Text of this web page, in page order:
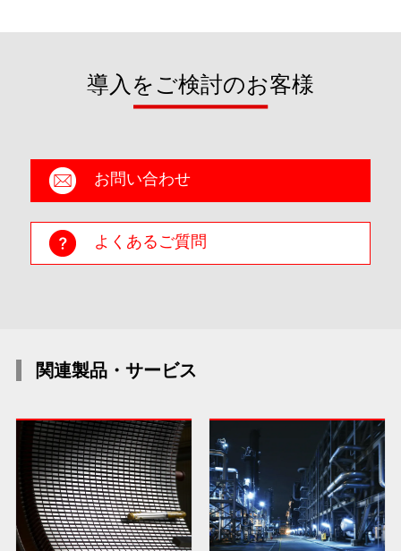
導入をご検討のお客様
お問い合わせ
よくあるご質問
関連製品・サービス